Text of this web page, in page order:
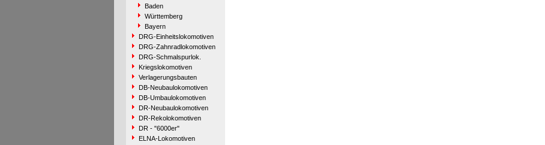
Baden
Württemberg
Bayern
DRG-Einheitslokomotiven
DRG-Zahnradlokomotiven
DRG-Schmalspurlok.
Kriegslokomotiven
Verlagerungsbauten
DB-Neubaulokomotiven
DB-Umbaulokomotiven
DR-Neubaulokomotiven
DR-Rekolokomotiven
DR - "6000er"
ELNA-Lokomotiven